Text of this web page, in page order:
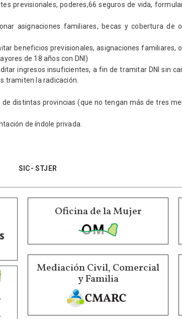
previsionales, poderes,66 seguros de vida,
asignaciones familiares, becas y cobertura de
beneficios previsionales, asignaciones familiares,
de 18 años con DNI)
ingresos insuficientes, a fin de tramitar DNI sin
tramiten la radicación.
distintas provincias (que no tengan más de tres
de índole privada.
SIC- STJER
Oficina de la Mujer
Mediación Civil, Comercial
y Familia